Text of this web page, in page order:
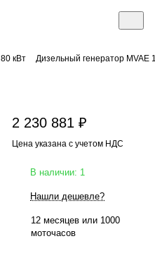
80 кВт Дизельный генератор MVAE
2 230 881 ₽
Цена указана с учетом НДС
В наличии: 1
Нашли дешевле?
12 месяцев или 1000
моточасов